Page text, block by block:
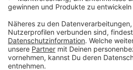
Liegewiesen noch einige Tage
Anzeige